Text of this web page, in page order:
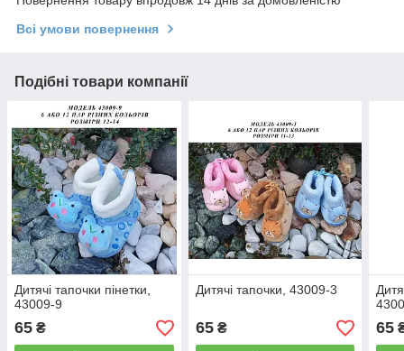
Всі умови повернення
Подібні товари компанії
Дитячі тапочки пінетки,
43009-9
65 ₴
Дитячі тапочки, 43009-3
65₴ 65